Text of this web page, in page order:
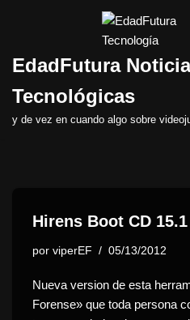
al
EdadFutura
Tecnológicas
y de vez en cuando algo sobre
Hirens Boot CD 15.1
por viperEF 05/13/2012
Nueva version de esta
Forense» que toda persona